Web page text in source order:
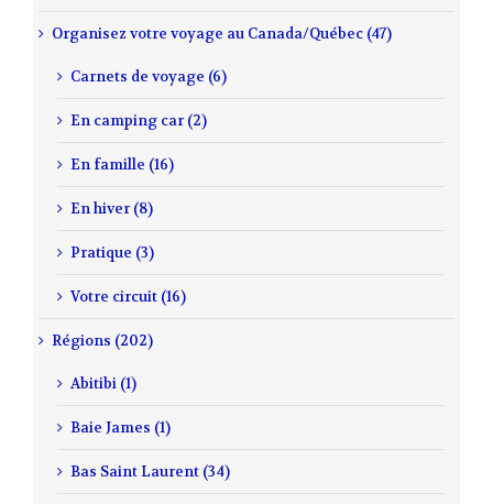
Organisez votre voyage au Canada/Québec (47)
Carnets de voyage (6)
En camping car (2)
En famille (16)
En hiver (8)
Pratique (3)
Votre circuit (16)
Régions (202)
Abitibi (1)
Baie James (1)
Bas Saint Laurent (34)